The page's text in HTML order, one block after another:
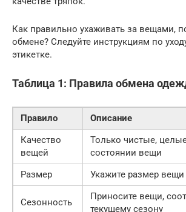
Как правильно ухаживать за вещами,
обмене? Следуйте инструкциям по
этикетке.
Таблица 1: Правила обмена
Правило
Описание
Качество
вещей
Только чистые,
состоянии вещи
Размер
Укажите размер вещи
Сезонность
Приносите вещи,
текущему сезону